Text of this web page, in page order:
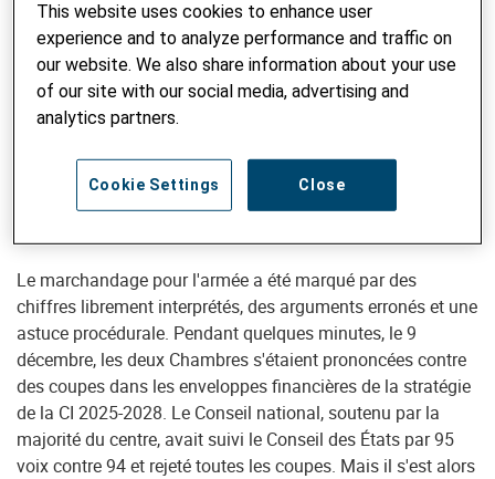
critique Andreas Missbach, directeur d'Alliance
Sud.
Communiqué de presse du centre de compétences en
Helvetas et d'autres grandes œuvres d'entraide suisses.
Le marchandage pour l'armée a été marqué par des
chiffres librement interprétés, des arguments erronés et une
astuce procédurale. Pendant quelques minutes, le 9
décembre, les deux Chambres s'étaient prononcées contre
des coupes dans les enveloppes financières de la stratégie
de la CI 2025-2028. Le Conseil national, soutenu par la
majorité du centre, avait suivi le Conseil des États par 95
voix contre 94 et rejeté toutes les coupes. Mais il s'est alors
This website uses cookies to enhance user
experience and to analyze performance and traffic on
our website. We also share information about your use
of our site with our social media, advertising and
analytics partners.
Close
Cookie Settings